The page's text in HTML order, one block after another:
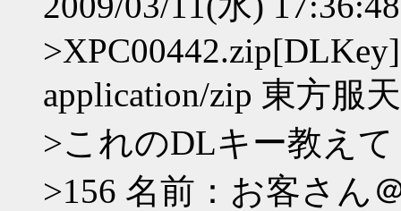
application/zip 東方服
>これのDLキー教え
>156 名前：お客さん